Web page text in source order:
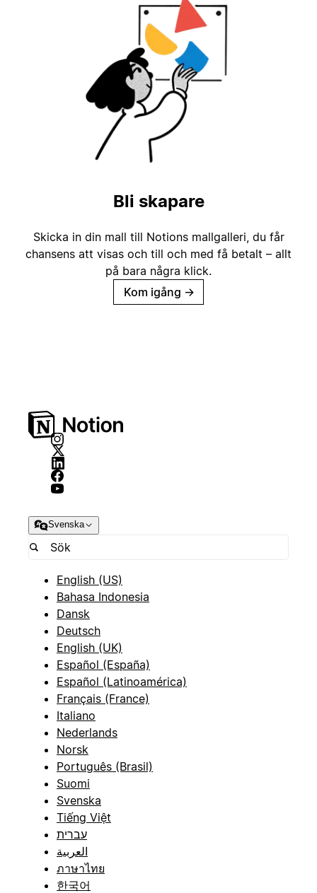
Bli skapare
Skicka in din mall till Notions mallgalleri, du får
chansens att visas och till och med få betalt – allt
på bara några klick.
Kom igång →
Svenska
English (US)
Bahasa Indonesia
Dansk
Deutsch
English (UK)
Español (España)
Español (Latinoamérica)
Français (France)
Italiano
Nederlands
Norsk
Português (Brasil)
Suomi
Svenska
Tiếng Việt
עברית
العربية
ภาษาไทย
한국어